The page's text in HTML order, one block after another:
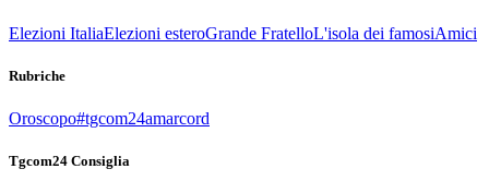
Elezioni ItaliaElezioni esteroGrande FratelloL'isola dei famosiAmici
Rubriche
Oroscopo#tgcom24amarcord
Tgcom24 Consiglia